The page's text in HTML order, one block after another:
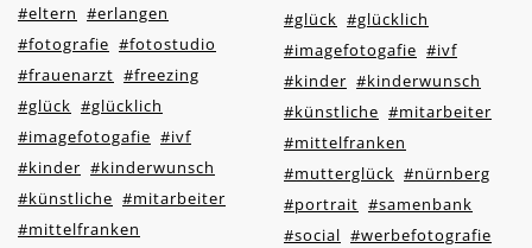
#eltern #erlangen
#fotografie #fotostudio
#frauenarzt #freezing
#glück #glücklich
#imagefotogafie #ivf
#kinder #kinderwunsch
#künstliche #mitarbeiter
#mittelfranken
#glück #glücklich
#imagefotogafie #ivf
#kinder #kinderwunsch
#künstliche #mitarbeiter
#mittelfranken
#mutterglück #nürnberg
#portrait #samenbank
#social #werbefotografie